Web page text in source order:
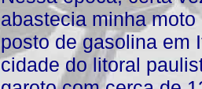
abastecia minha moto
posto de gasolina em
cidade do litoral